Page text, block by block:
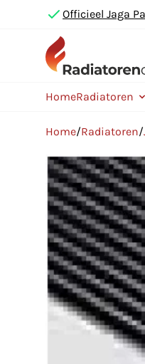
Officieel Jaga
HomeRadiatoren
Home/Radiatoren/